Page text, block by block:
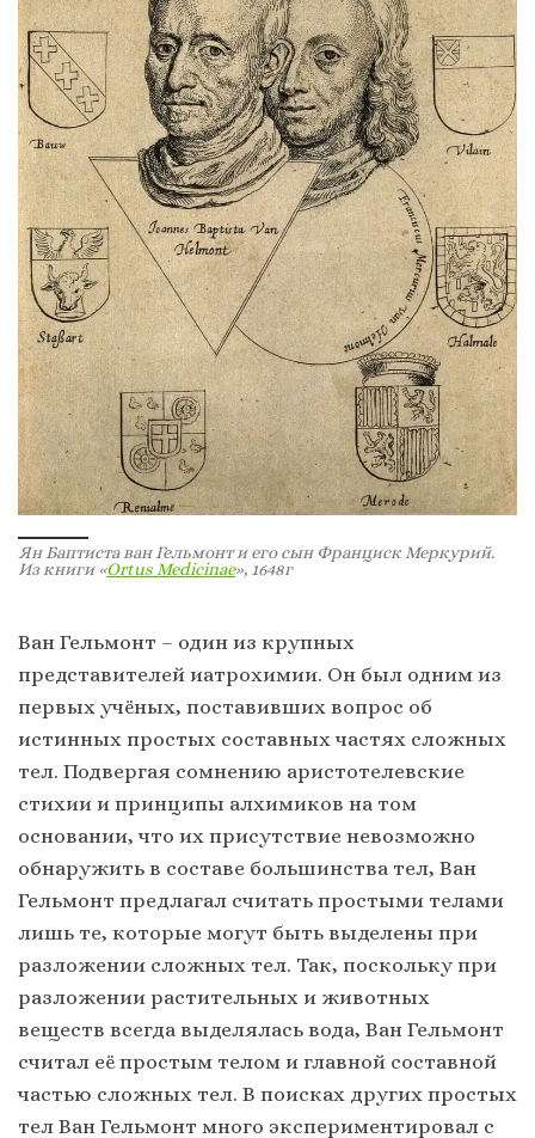
Ян Баптиста ван Гельмонт и его сын Франциск Меркурий.
Из книги «Ortus Medicinae», 1648г
Ван Гельмонт – один из крупных
представителей иатрохимии. Он был одним из
первых учёных, поставивших вопрос об
истинных простых составных частях сложных
тел. Подвергая сомнению аристотелевские
стихии и принципы алхимиков на том
основании, что их присутствие невозможно
обнаружить в составе большинства тел, Ван
Гельмонт предлагал считать простыми телами
лишь те, которые могут быть выделены при
разложении сложных тел. Так, поскольку при
разложении растительных и животных
веществ всегда выделялась вода, Ван Гельмонт
считал её простым телом и главной составной
частью сложных тел. В поисках других простых
тел Ван Гельмонт много экспериментировал с